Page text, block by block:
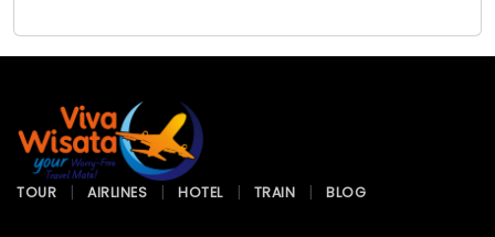
TOUR AIRLINES HOTEL TRAIN BLOG